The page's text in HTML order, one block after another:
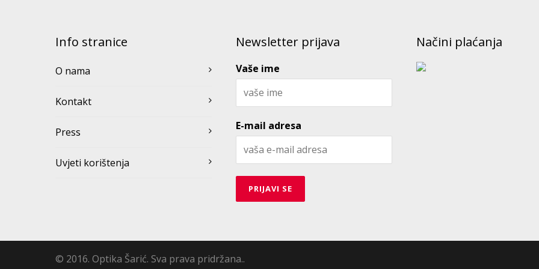
Info stranice
O nama
Kontakt
Press
Uvjeti korištenja
Newsletter prijava
Vaše ime
E-mail adresa
Načini plaćanja
© 2016. Optika Šarić. Sva prava pridržana..